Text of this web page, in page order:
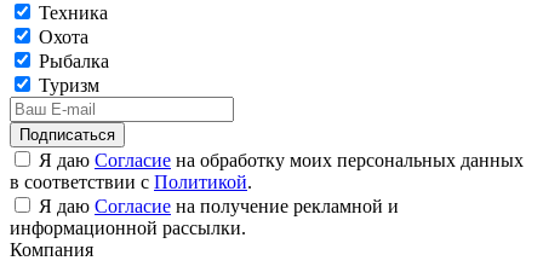
Техника
Охота
Рыбалка
Туризм
Подписаться
Я даю Согласие на обработку моих персональных данных
в соответствии с Политикой.
Я даю Согласие на получение рекламной и
информационной рассылки.
Компания